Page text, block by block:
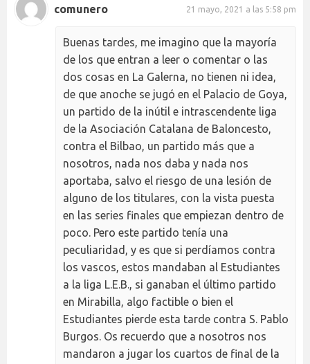
comunero 21 mayo, 2021 a las 5:58 pm
Buenas tardes, me imagino que la mayoría
de los que entran a leer o comentar o las
dos cosas en La Galerna, no tienen ni idea,
de que anoche se jugó en el Palacio de Goya,
un partido de la inútil e intrascendente liga
de la Asociación Catalana de Baloncesto,
contra el Bilbao, un partido más que a
nosotros, nada nos daba y nada nos
aportaba, salvo el riesgo de una lesión de
alguno de los titulares, con la vista puesta
en las series finales que empiezan dentro de
poco. Pero este partido tenía una
peculiaridad, y es que si perdíamos contra
los vascos, estos mandaban al Estudiantes
a la liga L.E.B., si ganaban el último partido
en Mirabilla, algo factible o bien el
Estudiantes pierde esta tarde contra S. Pablo
Burgos. Os recuerdo que a nosotros nos
mandaron a jugar los cuartos de final de la